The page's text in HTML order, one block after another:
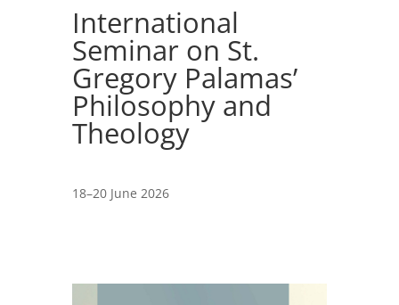
International
Seminar on St.
Gregory Palamas’
Philosophy and
Theology
18–20 June 2026